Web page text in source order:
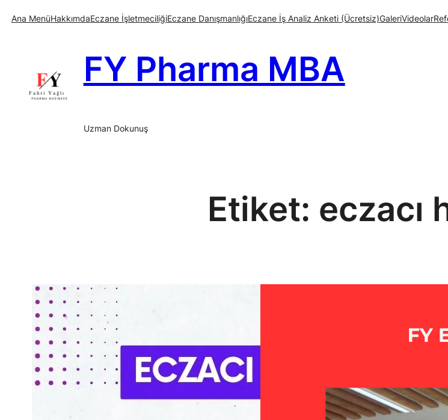
İçeriğe
Ana MenüHakkımdaEczane İşletmeciliğiEczane DanışmanlığıEczane İş Analiz Anketi (Ücretsiz)GaleriVideolar
FY Pharma MBA
Uzman Dokunuş
Etiket: eczacı